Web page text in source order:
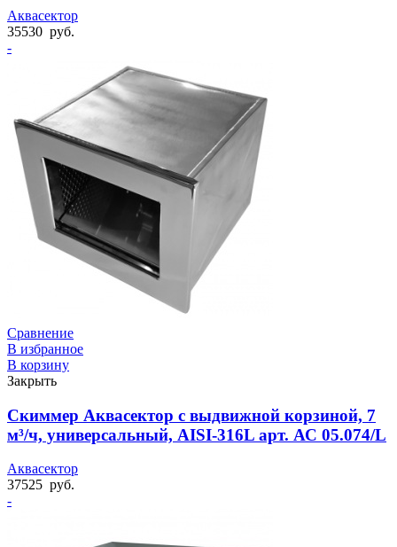
Аквасектор
35530 руб.
-
Сравнение
В избранное
В корзину
Закрыть
Скиммер Аквасектор с выдвижной корзиной, 7
м³/ч, универсальный, AISI-316L арт. АС 05.074/L
Аквасектор
37525 руб.
-